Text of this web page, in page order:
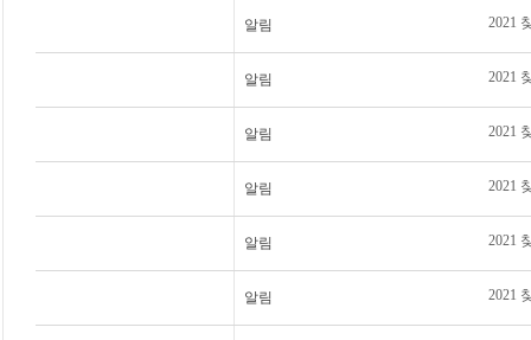
알림 2021
알림 2021
알림 2021
알림 2021
알림 2021
알림 2021